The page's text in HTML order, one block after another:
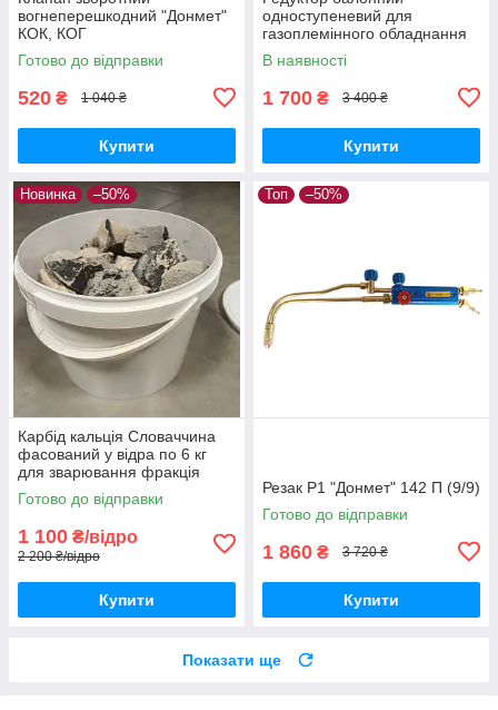
вогнеперешкодний "Донмет"
КОК, КОГ
Готово до відправки
520 ₴ 1 040 ₴
Купити
одноступеневий для
газоплемінного обладнання
аргоновий/вуглекислотний
типу АР40/У30 ДМ
В наявності
1 700 ₴ 3 400 ₴
Купити
Новинка –50%
Карбід кальція Словаччина
фасований у відра по 6 кг
для зварювання фракція
50х80 ацетиленід з
сертифікатом якості
Готово до відправки
1 100 ₴/відро
2 200 ₴/відро
Купити
Топ –50%
Резак Р1 "Донмет" 142 П (9/9)
Готово до відправки
1 860 ₴ 3 720 ₴
Купити
Показати ще